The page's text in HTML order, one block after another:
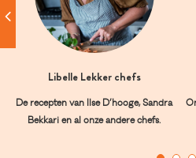
Libelle Lekker chefs
De recepten van Ilse D’hooge, Sandra
Bekkari en al onze andere chefs.